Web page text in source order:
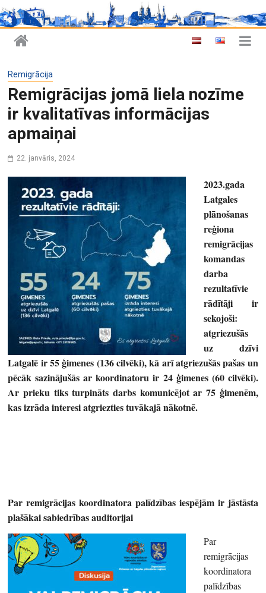
Remigrācija
Remigrācijas jomā liela nozīme
ir kvalitatīvas informācijas
apmaiņai
22. janvāris, 2024
2023.gada
Latgales
plānošanas
reģiona
remigrācijas
komandas
darba
rezultatīvie
rādītāji ir
sekojoši:
atgriezušās
uz dzīvi
Latgalē ir 55 ģimenes (136 cilvēki), kā arī atgriezušās pašas un
pēcāk sazinājušās ar koordinatoru ir 24 ģimenes (60 cilvēki).
Ar prieku tiks turpināts darbs komunicējot ar 75 ģimenēm,
kas izrāda interesi atgriezties tuvākajā nākotnē.
Par remigrācijas koordinatora palīdzības iespējām ir jāstāsta
plašākai sabiedrības auditorijai
Par
remigrācijas
koordinatora
palīdzības